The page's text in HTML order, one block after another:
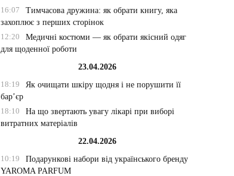
16:07
Тимчасова дружина: як обрати книгу, яка
захоплює з перших сторінок
12:20
Медичні костюми — як обрати якісний одяг
для щоденної роботи
23.04.2026
18:19
Як очищати шкіру щодня і не порушити її
бар’єр
18:10
На що звертають увагу лікарі при виборі
витратних матеріалів
22.04.2026
10:19
Подарункові набори від українського бренду
YAROMA PARFUM